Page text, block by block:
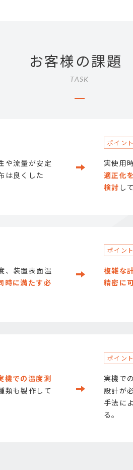
お客様の課題
TASK
や流量が安定
は良くした
実使用
適正化
検討 し
、装置表面温
時に満たす必
複雑な
精密に
機での温度測
類も製作して
実機で
設計が
手法に
る。